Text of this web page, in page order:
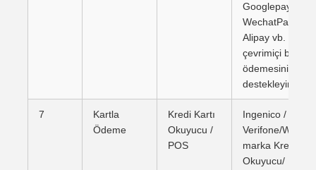
Googlepay,
WechatPay,
Alipay vb. gibi
çevrimiçi barkod
ödemesini
destekleyin.
7
Kartla
Ödeme
Kredi Kartı
Okuyucu /
POS
Ingenico /
Verifone/
marka Kredi
Okuyucu/ POS (